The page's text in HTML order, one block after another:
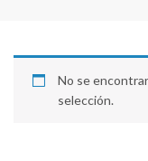
No se
selección.